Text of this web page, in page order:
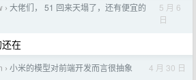
› 大佬们， 51 回来天塌了，还有便宜的
5 月 6
日
在
› 小米的模型对前端开发而言很抽象 4 月 30 日